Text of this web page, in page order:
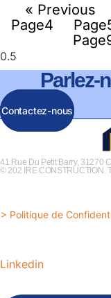
« Previous
Page4 Page
Page
Parlez-
Contactez-nous
41 Rue Du Petit Barry, 31270
© 202 IRE CONSTRUCTION.
> Politique de
Linkedin